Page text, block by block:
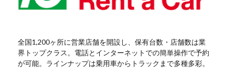
全国1,200ヶ所に営業店舗を開設し、保有台数・店舗数は業
界トップクラス。電話とインターネットでの簡単操作で予約
が可能。ラインナップは乗用車からトラックまで多種多彩。